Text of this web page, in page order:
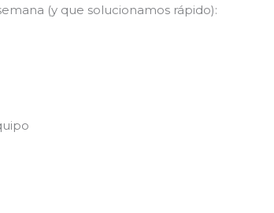
(y que solucionamos rápido):